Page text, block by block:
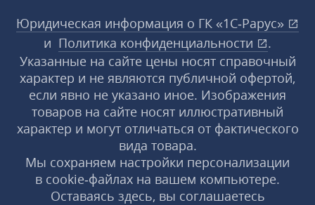
Юридическая информация о ГК «1С‑Рарус»
и Политика конфиденциальности
.
Указанные на сайте цены носят справочный
характер и не являются публичной офертой,
если явно не указано иное. Изображения
товаров на сайте носят иллюстративный
характер и могут отличаться от фактического
вида товара.
Мы сохраняем настройки персонализации
в cookie‑файлах на вашем компьютере.
Оставаясь здесь, вы соглашаетесь